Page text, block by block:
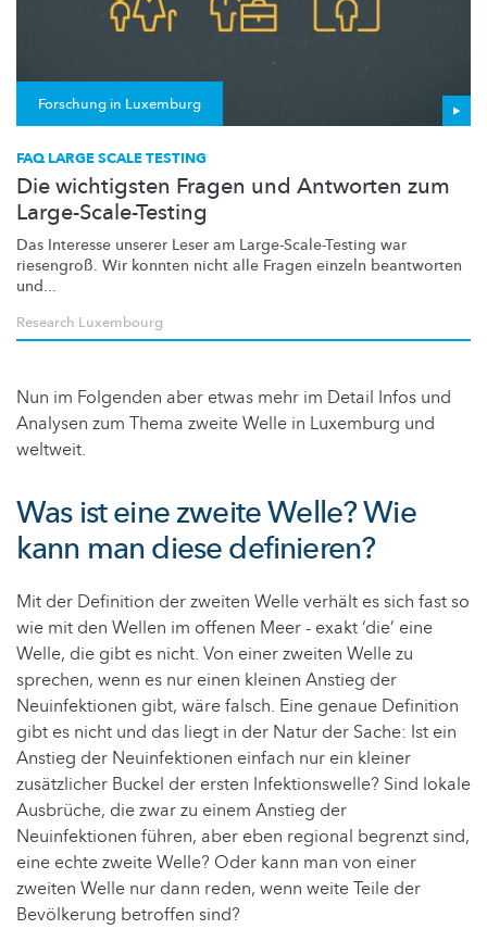
Forschung in Luxemburg
FAQ LARGE SCALE TESTING
Die wichtigsten Fragen und Antworten zum
Large-Scale-Testing
Das Interesse unserer Leser am Large-Scale-Testing war
riesengroß. Wir konnten nicht alle Fragen einzeln beantworten
und...
Research Luxembourg
Nun im Folgenden aber etwas mehr im Detail Infos und
Analysen zum Thema zweite Welle in Luxemburg und
weltweit.
Was ist eine zweite Welle? Wie
kann man diese definieren?
Mit der Definition der zweiten Welle verhält es sich fast so
wie mit den Wellen im offenen Meer - exakt ‘die’ eine
Welle, die gibt es nicht. Von einer zweiten Welle zu
sprechen, wenn es nur einen kleinen Anstieg der
Neuinfektionen gibt, wäre falsch. Eine genaue Definition
gibt es nicht und das liegt in der Natur der Sache: Ist ein
Anstieg der Neuinfektionen einfach nur ein kleiner
zusätzlicher Buckel der ersten Infektionswelle? Sind lokale
Ausbrüche, die zwar zu einem Anstieg der
Neuinfektionen führen, aber eben regional begrenzt sind,
eine echte zweite Welle? Oder kann man von einer
zweiten Welle nur dann reden, wenn weite Teile der
Bevölkerung betroffen sind?